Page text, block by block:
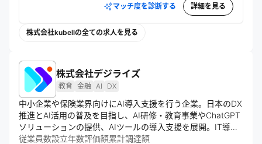
マッチ度を診断する 詳細を見る
株式会社kubellの全ての求人を見る
株式会社デジライズ
教育 金融 AI DX
中小企業や保険業界向けにAI導入支援を行う企業。日本のDX
推進とAI活用の普及を目指し、AI研修・教育事業やChatGPT
ソリューションの提供、AIツールの導入支援を展開。IT導入
補助金の活用や、AIロケットなどのサービス提供を通じて、
従業員数設立年数評価額累計調達額